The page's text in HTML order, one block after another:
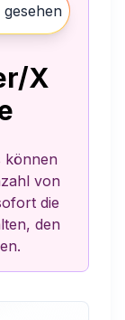
X
können
von
die
den